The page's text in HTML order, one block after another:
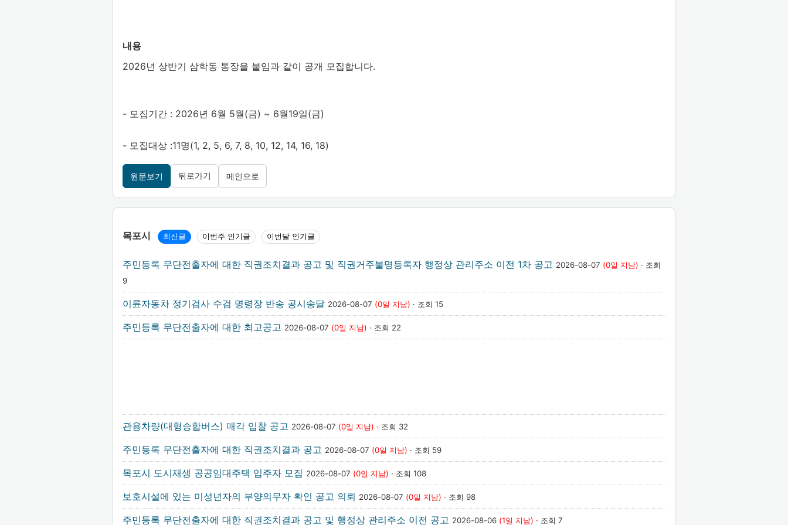
내용
2026년 상반기 삼학동 통장을 붙임과 같이 공개 모집합니다.
- 모집기간 : 2026년 6월 5월(금) ~ 6월19일(금)
- 모집대상 :11명(1, 2, 5, 6, 7, 8, 10, 12, 14, 16, 18)
원문보기 뒤로가기 메인으로
목포시 최신글 이번주 인기글 이번달 인기글
주민등록 무단전출자에 대한 직권조치결과 공고 및 직권거주불명등록자 행정상 관리주소 이전 1차 공고 2026-08-07 (0일 지남) · 조회
9
이륜자동차 정기검사 수검 명령장 반송 공시송달 2026-08-07 (0일 지남) · 조회 15
주민등록 무단전출자에 대한 최고공고 2026-08-07 (0일 지남) · 조회 22
관용차량(대형승합버스) 매각 입찰 공고 2026-08-07 (0일 지남) · 조회 32
주민등록 무단전출자에 대한 직권조치결과 공고 2026-08-07 (0일 지남) · 조회 59
목포시 도시재생 공공임대주택 입주자 모집 2026-08-07 (0일 지남) · 조회 108
보호시설에 있는 미성년자의 부양의무자 확인 공고 의뢰 2026-08-07 (0일 지남) · 조회 98
주민등록 무단전출자에 대한 직권조치결과 공고 및 행정상 관리주소 이전 공고 2026-08-06 (1일 지남) · 조회 7